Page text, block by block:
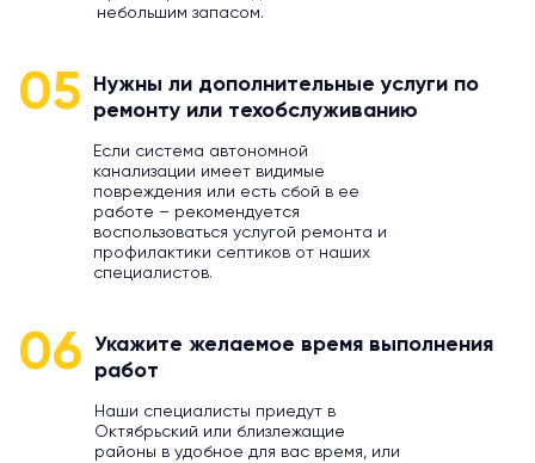
небольшим запасом.
05
Нужны ли дополнительные услуги по
ремонту или техобслуживанию
Если система автономной
канализации имеет видимые
повреждения или есть сбой в ее
работе – рекомендуется
воспользоваться услугой ремонта и
профилактики септиков от наших
специалистов.
06
Укажите желаемое время выполнения
работ
Наши специалисты приедут в
Октябрьский или близлежащие
районы в удобное для вас время, или